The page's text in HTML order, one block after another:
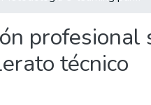
profesional
técnico